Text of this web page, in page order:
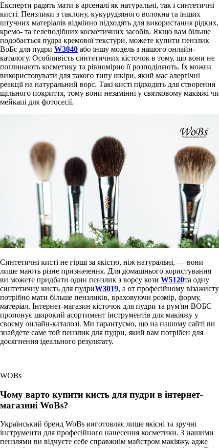
Експерти радять мати в арсеналі як натуральні, так і синтетичні
кисті. Пензлики з таклону, кукурудзяного волокна та інших
штучних матеріалів відмінно підходять для використання рідких,
кремо- та гелеподібних косметичних засобів. Якщо вам більше
подобається пудра кремової текстури, можете купити пензлик
ВоБс для пудри W3040 або іншу модель з нашого онлайн-
каталогу. Особливість синтетичних кісточок в тому, що вони не
поглинають косметику та рівномірно її розподіляють. Їх можна
використовувати для такого типу шкіри, який має алергічні
реакції на натуральний ворс. Такі кисті підходять для створення
щільного покриття, тому вони незамінні у святковому макіяжі чи
мейкапі для фотосесії.
Синтетичні кисті не гірші за якістю, ніж натуральні, — вони
лише мають різне призначення. Для домашнього користування
ви можете придбати один пензлик з ворсу кози W5120та одну
синтетичну кисть для пудриW3019, а от професійному візажисту
потрібно мати більше пензликів, враховуючи розмір, форму,
матеріал. Інтернет-магазин кісточок для пудри та рум'ян ВОБС
пропонує широкий асортимент інструментів для макіяжу у
своєму онлайн-каталозі. Ми гарантуємо, що на нашому сайті ви
знайдете саме той пензлик для пудри, який вам потрібен для
досягнення ідеального результату.
WOBs
Чому варто купити кисть для пудри в інтернет-
магазині WoBs?
Український бренд WoBs виготовляє лише якісні та зручні
інструменти для професійного нанесення косметики. З нашими
пензлями ви відчуєте себе справжнім майстром макіяжу, адже